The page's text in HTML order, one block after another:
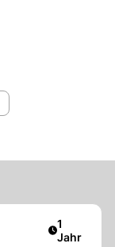
Artikel
1
Jahr